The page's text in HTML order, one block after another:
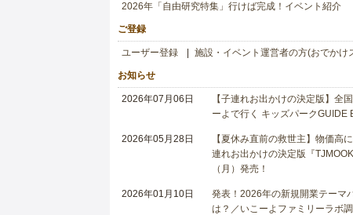
2026年「自由研究特集」行けば完成！イベント紹介
ご登録
ユーザー登録 施設・イベント運営者の方(おでかけ
お知らせ
2026年07月06日
【子連れお出かけの決定版】全
ーよで行く キッズパークGUIDE
2026年05月28日
【夏休み直前の救世主】物価高
連れお出かけの決定版『
（月）発売！
2026年01月10日
発表！2026年の新規開業テー
は？／いこーよファミリーラボ